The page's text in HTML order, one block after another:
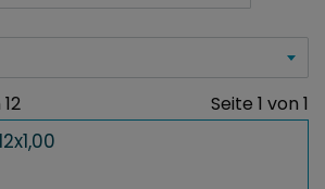
Seite 1 von 1